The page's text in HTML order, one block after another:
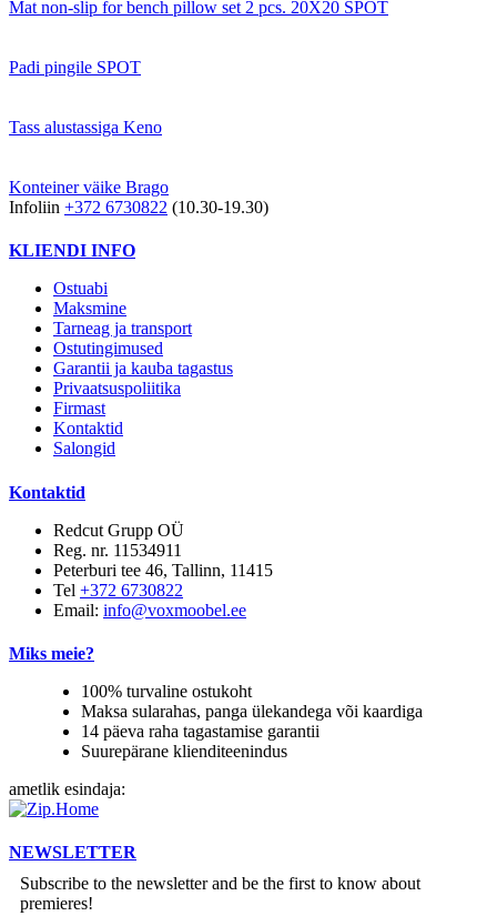
Mat non-slip for bench pillow set 2 pcs. 20X20 SPOT
Padi pingile SPOT
Tass alustassiga Keno
Konteiner väike Brago
Infoliin +372 6730822 (10.30-19.30)
KLIENDI INFO
Ostuabi
Maksmine
Tarneag ja transport
Ostutingimused
Garantii ja kauba tagastus
Privaatsuspoliitika
Firmast
Kontaktid
Salongid
Kontaktid
Redcut Grupp OÜ
Reg. nr. 11534911
Peterburi tee 46, Tallinn, 11415
Tel +372 6730822
Email: info@voxmoobel.ee
Miks meie?
100% turvaline ostukoht
Maksa sularahas, panga ülekandega või kaardiga
14 päeva raha tagastamise garantii
Suurepärane klienditeenindus
ametlik esindaja:
NEWSLETTER
Subscribe to the newsletter and be the first to know about
premieres!